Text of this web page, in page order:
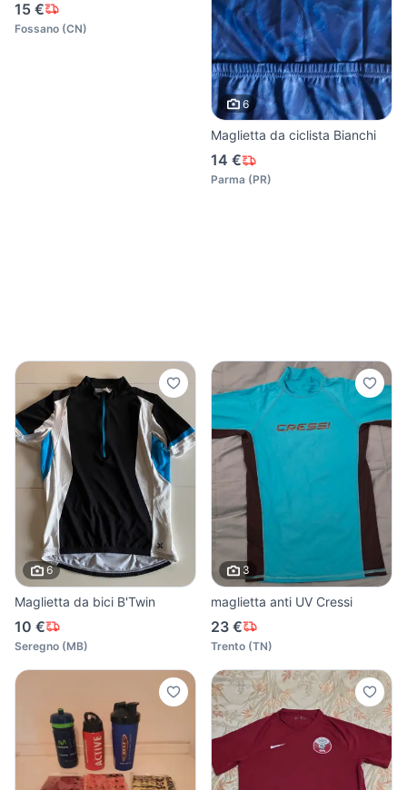
15 €
Fossano (CN)
6
Maglietta da ciclista Bianchi
14 €
Parma (PR)
6
Maglietta da bici B'Twin
10 €
Seregno (MB)
3
maglietta anti UV Cressi
23 €
Trento (TN)